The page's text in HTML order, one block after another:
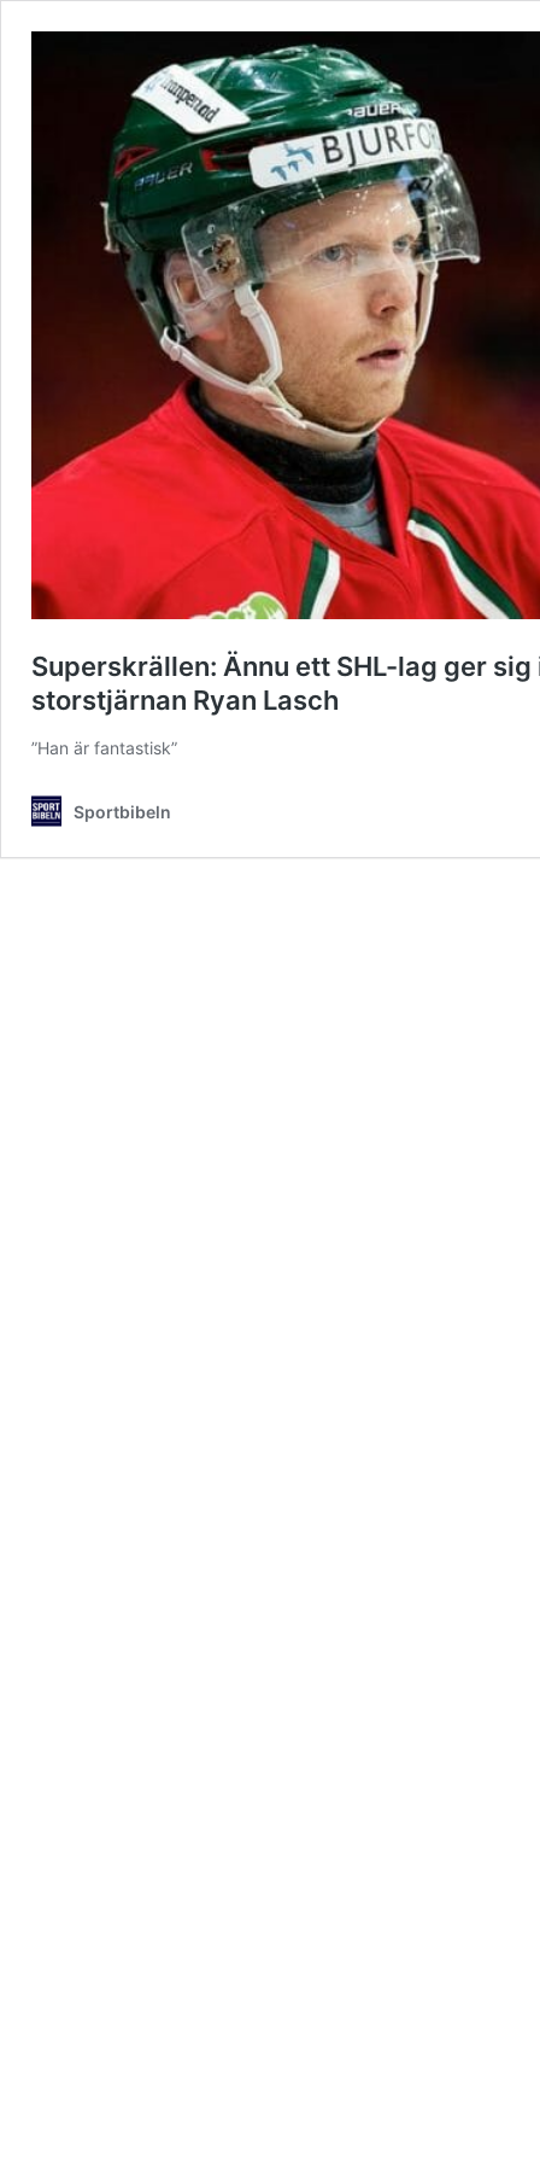
Superskrällen: Ännu ett SHL-lag ger
storstjärnan Ryan Lasch
”Han är fantastisk”
Sportbibeln